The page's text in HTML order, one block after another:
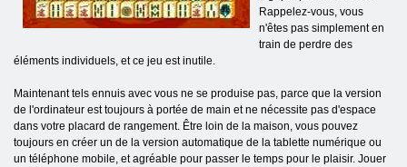
Rappelez-vous, vous
n'êtes pas simplement en
train de perdre des
éléments individuels, et ce jeu est inutile.
Maintenant tels ennuis avec vous ne se produise pas, parce que la version
de l'ordinateur est toujours à portée de main et ne nécessite pas d'espace
dans votre placard de rangement. Être loin de la maison, vous pouvez
toujours en créer un de la version automatique de la tablette numérique ou
un téléphone mobile, et agréable pour passer le temps pour le plaisir. Jouer